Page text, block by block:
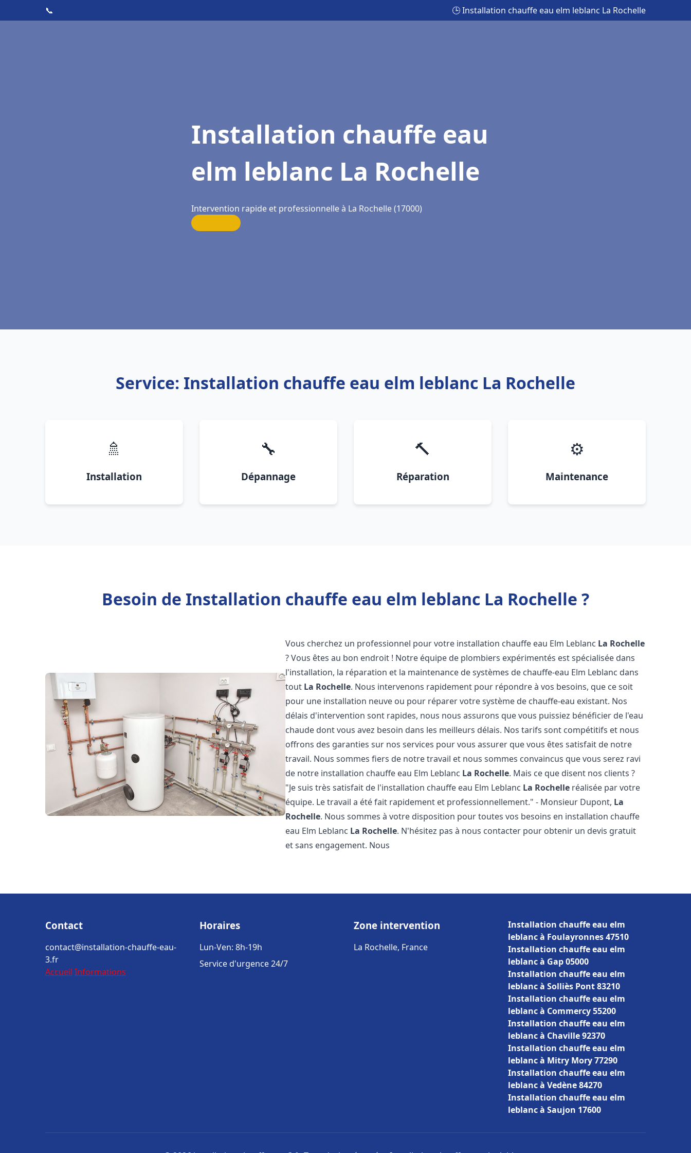
📞 🕒 Installation chauffe eau elm leblanc La Rochelle
Installation chauffe eau
elm leblanc La Rochelle
Intervention rapide et professionnelle à La Rochelle (17000)
Service: Installation chauffe eau elm leblanc La Rochelle
🚿
Installation
🔧
Dépannage
🔨
Réparation
⚙️
Maintenance
Besoin de Installation chauffe eau elm leblanc La Rochelle ?
Vous cherchez un professionnel pour votre installation chauffe eau Elm Leblanc La Rochelle
? Vous êtes au bon endroit ! Notre équipe de plombiers expérimentés est spécialisée dans
l'installation, la réparation et la maintenance de systèmes de chauffe-eau Elm Leblanc dans
tout La Rochelle. Nous intervenons rapidement pour répondre à vos besoins, que ce soit
pour une installation neuve ou pour réparer votre système de chauffe-eau existant. Nos
délais d'intervention sont rapides, nous nous assurons que vous puissiez bénéficier de l'eau
chaude dont vous avez besoin dans les meilleurs délais. Nos tarifs sont compétitifs et nous
offrons des garanties sur nos services pour vous assurer que vous êtes satisfait de notre
travail. Nous sommes fiers de notre travail et nous sommes convaincus que vous serez ravi
de notre installation chauffe eau Elm Leblanc La Rochelle. Mais ce que disent nos clients ?
"Je suis très satisfait de l'installation chauffe eau Elm Leblanc La Rochelle réalisée par votre
équipe. Le travail a été fait rapidement et professionnellement." - Monsieur Dupont, La
Rochelle. Nous sommes à votre disposition pour toutes vos besoins en installation chauffe
eau Elm Leblanc La Rochelle. N'hésitez pas à nous contacter pour obtenir un devis gratuit
et sans engagement. Nous
Contact
contact@installation-chauffe-eau-
3.fr
Accueil Informations
Horaires
Lun-Ven: 8h-19h
Service d'urgence 24/7
Zone intervention
La Rochelle, France
Installation chauffe eau elm
leblanc à Foulayronnes 47510
Installation chauffe eau elm
leblanc à Gap 05000
Installation chauffe eau elm
leblanc à Solliès Pont 83210
Installation chauffe eau elm
leblanc à Commercy 55200
Installation chauffe eau elm
leblanc à Chaville 92370
Installation chauffe eau elm
leblanc à Mitry Mory 77290
Installation chauffe eau elm
leblanc à Vedène 84270
Installation chauffe eau elm
leblanc à Saujon 17600